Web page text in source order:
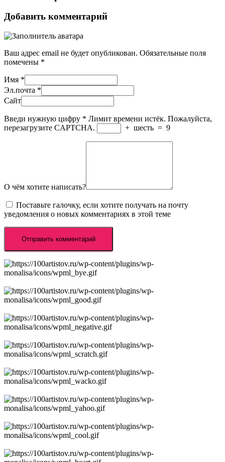
Добавить комментарий
Ваш адрес email не будет опубликован. Обязательные поля
помечены *
Имя *
Эл.почта *
Сайт
Введи нужную цифру * Лимит времени истёк. Пожалуйста,
перезагрузите CAPTCHA.
+ шесть = 9
О чём хотите написать?
Поставьте галочку, если хотите получать на почту
уведомления о новых комментариях в этой теме